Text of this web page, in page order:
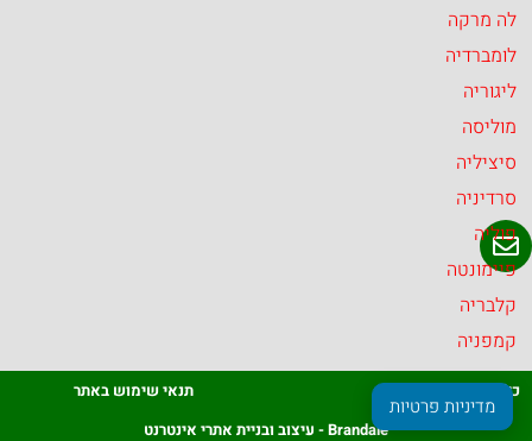
לה מרקה
לומברדיה
ליגוריה
מוליסה
סיציליה
סרדיניה
פוליה
פיימונטה
קלבריה
קמפניה
כל הזכויות שמורות
תנאי שימוש באתר
Brandale - עיצוב ובניית אתרי אינטרנט
מדיניות פרטיות